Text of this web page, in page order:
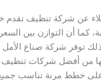
عن شركة تنظيف تقدم
كما أن التوازن بين
توفر شركة صناع
من أفضل شركات
على خطط مرنة تناسب جميع